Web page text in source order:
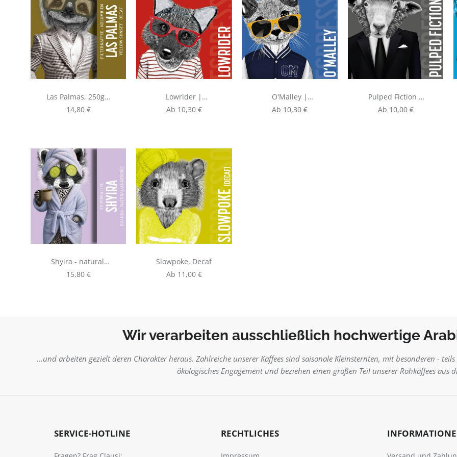
Las Palmas, 250g |
Filterkaffee aus
Kolumbien -
Regulärer Preis:
14,80 €
Lowrider |
Espresso aus
Brasilien
Regulärer Preis:
Ab 10,30 €
O'Malley |
Espresso aus
Kolumbien und
Regulärer Preis:
Ab 10,30 €
Pulped Fiction |
Espresso aus
Brasilien
Regulärer Preis:
Ab 10,00 €
Shyira - natural,
250g | Filterkaffee
aus Ruanda
Regulärer Preis:
15,80 €
Slowpoke, Decaf
Regulärer Preis:
Ab 11,00 €
Wir verarbeiten ausschließlich hochwertige
...und arbeiten gezielt deren Charakter heraus. Zahlreiche unserer Kaffees sind saisonale Kleinsternten, mit besonderen -
ökologisches Engagement und beziehen einen großen Teil unserer Rohkaffees aus
SERVICE-HOTLINE RECHTLICHES